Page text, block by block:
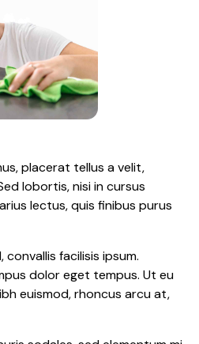
placerat tellus a velit,
lobortis, nisi in cursus
lectus, quis finibus purus
facilisis ipsum.
dolor eget tempus. Ut eu
euismod, rhoncus arcu at,